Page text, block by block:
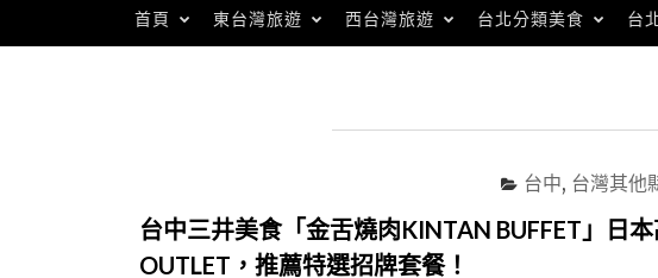
首頁 東台灣旅遊 西台灣旅遊 台北分類美食 台
台中, 台灣其他
台中三井美食「金舌燒肉KINTAN BUFFET」日
OUTLET，推薦特選招牌套餐！